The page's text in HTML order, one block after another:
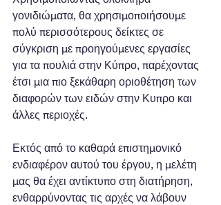
γονιδιώματα, θα χρησιμοποιήσουμε
πολύ περισσότερους δείκτες σε
σύγκριση με προηγούμενες εργασίες
για τα πουλιά στην Κύπρο, παρέχοντας
έτσι μια πιο ξεκάθαρη οριοθέτηση των
διαφορών των ειδών στην Κυπρο και
άλλες περιοχές.
Εκτός από το καθαρά επιστημονικό
ενδιαφέρον αυτού του έργου, η μελέτη
μας θα έχει αντίκτυπο στη διατήρηση,
ενθαρρύνοντας τις αρχές να λάβουν